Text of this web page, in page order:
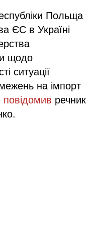
Польща
ЄС в Україні
щодо
ситуації
на імпорт
повідомив речник